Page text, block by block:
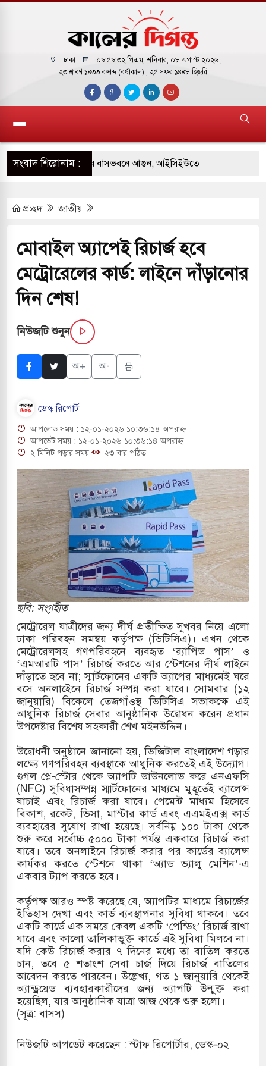
ঢাকা ০৯:৫৯:৩৩ পিএম, শনিবার, ০৮ অগাস্ট ২০২৬ ,
২৩ শ্রাবণ ১৪৩৩ বঙ্গাব্দ (বর্ষাকাল) , ২৫ সফর ১৪৪৮ হিজরি
সংবাদ শিরোনাম :
পাকিস্তানি হাইকমিশনারের বাসভবনে আগুন, আইসিইউতে
হয়ে আসছে ‘স্পেশাল রেসপন্স ব্যাটালিয়ন
বাসের মুখোমুখি সংঘর্ষে ৯ জন নিহত
৬ শ্রমিক নিহত, আহত ১৫
বন্দুকধারীর গুলিতে শিক্ষক নিহত, হামলাকারীর আত্মহত্যা
মধ্যপ্রাচ্যে ব্ল্যাকআউটের কঠোর হুঁশিয়ারি ইরানের
বিমানবন্দরের নিরাপত্তা তল্লাশিতে ছাড় দেওয়া হবে না:
দক্ষিণ কোরিয়ার বন্দি ২৫ শতাংশ বেড়েছে
থাকুক বা না থাকুক, ইরানে একক সামরিক পদক্ষেপের
জুমার বয়ান ও নামাজ পড়াবেন দেওবন্দের
ছাড়লেন জনপ্রিয় ভারতীয় সাংবাদিক ময়ূখ রঞ্জন
অ্যারেস্ট আবেদন, বরগুনার এসআইয়ের বিরুদ্ধে
জাদুঘর নতুন বাংলাদেশের পথচলার কেন্দ্র হবে: ড.
বিভিন্ন খাতে সৌদির বিনিয়োগের আহবান প্রধানমন্ত্রীর
হামলায় ছাত্রদল ও ছাত্রলীগের আচরণ ইসরায়েলের
পথে ইসরায়েলীরা,হাতছাড়ার ঝুঁকিতে জরুরি
পাহাড়ি ঢলে ফুঁসে উঠেছে তিস্তা
মুক্তির দাবিতে পাকিস্তানজুড়ে পিটিআইয়ের আজ
কোরিয়ার ক্ষেপণাস্ত্র ইউনিট মোতায়েন করা হয়েছে:
প্রচ্ছদ জাতীয়
মোবাইল অ্যাপেই রিচার্জ হবে
মেট্রোরেলের কার্ড: লাইনে দাঁড়ানোর
দিন শেষ!
নিউজটি শুনুন
অ+ অ-
ডেস্ক রিপোর্ট
আপলোড সময় : ১২-০১-২০২৬ ১০:৩৬:১৪ অপরাহ্ন
আপডেট সময় : ১২-০১-২০২৬ ১০:৩৬:১৪ অপরাহ্ন
২ মিনিট পড়ার সময়
২৩ বার পঠিত
ছবি: সংগৃহীত
মেট্রোরেল যাত্রীদের জন্য দীর্ঘ প্রতীক্ষিত সুখবর নিয়ে এলো
ঢাকা পরিবহন সমন্বয় কর্তৃপক্ষ (ডিটিসিএ)। এখন থেকে
মেট্রোরেলসহ গণপরিবহনে ব্যবহৃত ‘র‌্যাপিড পাস’ ও
‘এমআরটি পাস’ রিচার্জ করতে আর স্টেশনের দীর্ঘ লাইনে
দাঁড়াতে হবে না; স্মার্টফোনের একটি অ্যাপের মাধ্যমেই ঘরে
বসে অনলাইেনে রিচার্জ সম্পন্ন করা যাবে। সোমবার (১২
জানুয়ারি) বিকেলে তেজগাঁওস্থ ডিটিসিএ সভাকক্ষে এই
আধুনিক রিচার্জ সেবার আনুষ্ঠানিক উদ্বোধন করেন প্রধান
উপদেষ্টার বিশেষ সহকারী শেখ মইনউদ্দিন।
উদ্বোধনী অনুষ্ঠানে জানানো হয়, ডিজিটাল বাংলাদেশ গড়ার
লক্ষ্যে গণপরিবহন ব্যবস্থাকে আধুনিক করতেই এই উদ্যোগ।
গুগল প্লে-স্টোর থেকে অ্যাপটি ডাউনলোড করে এনএফসি
(NFC) সুবিধাসম্পন্ন স্মার্টফোনের মাধ্যমে মুহূর্তেই ব্যালেন্স
যাচাই এবং রিচার্জ করা যাবে। পেমেন্ট মাধ্যম হিসেবে
বিকাশ, রকেট, ভিসা, মাস্টার কার্ড এবং এএমইএক্স কার্ড
ব্যবহারের সুযোগ রাখা হয়েছে। সর্বনিম্ন ১০০ টাকা থেকে
শুরু করে সর্বোচ্চ ৫০০০ টাকা পর্যন্ত একবারে রিচার্জ করা
যাবে। তবে অনলাইনে রিচার্জ করার পর কার্ডের ব্যালেন্স
কার্যকর করতে স্টেশনে থাকা ‘অ্যাড ভ্যালু মেশিন’-এ
একবার ট্যাপ করতে হবে।
কর্তৃপক্ষ আরও স্পষ্ট করেছে যে, অ্যাপটির মাধ্যমে রিচার্জের
ইতিহাস দেখা এবং কার্ড ব্যবস্থাপনার সুবিধা থাকবে। তবে
একটি কার্ডে এক সময়ে কেবল একটি ‘পেন্ডিং’ রিচার্জ রাখা
যাবে এবং কালো তালিকাভুক্ত কার্ডে এই সুবিধা মিলবে না।
যদি কেউ রিচার্জ করার ৭ দিনের মধ্যে তা বাতিল করতে
চান, তবে ৫ শতাংশ সেবা চার্জ দিয়ে রিচার্জ বাতিলের
আবেদন করতে পারবেন। উল্লেখ্য, গত ১ জানুয়ারি থেকেই
অ্যান্ড্রয়েড ব্যবহারকারীদের জন্য অ্যাপটি উন্মুক্ত করা
হয়েছিল, যার আনুষ্ঠানিক যাত্রা আজ থেকে শুরু হলো।
(সূত্র: বাসস)
নিউজটি আপডেট করেছেন : স্টাফ রিপোর্টার, ডেস্ক-০২